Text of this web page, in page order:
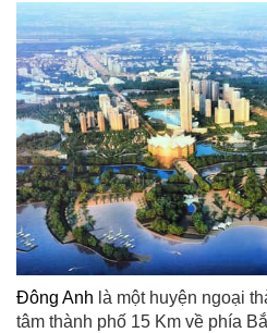
Đông Anh là một huyện ngoại
tâm thành phố 15 Km về phía